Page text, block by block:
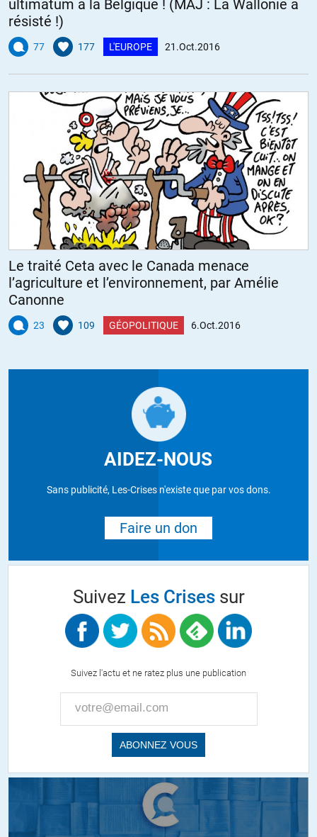
ultimatum à la Belgique ! (MAJ : La Wallonie a
résisté !)
77 177 L'EUROPE 21.Oct.2016
Le traité Ceta avec le Canada menace
l’agriculture et l’environnement, par Amélie
Canonne
23 109 GÉOPOLITIQUE 6.Oct.2016
AIDEZ-NOUS
Sans publicité, Les-Crises n'existe que par vos dons.
Faire un don
Suivez Les Crisessur
Suivez l'actu et ne ratez plus une publication